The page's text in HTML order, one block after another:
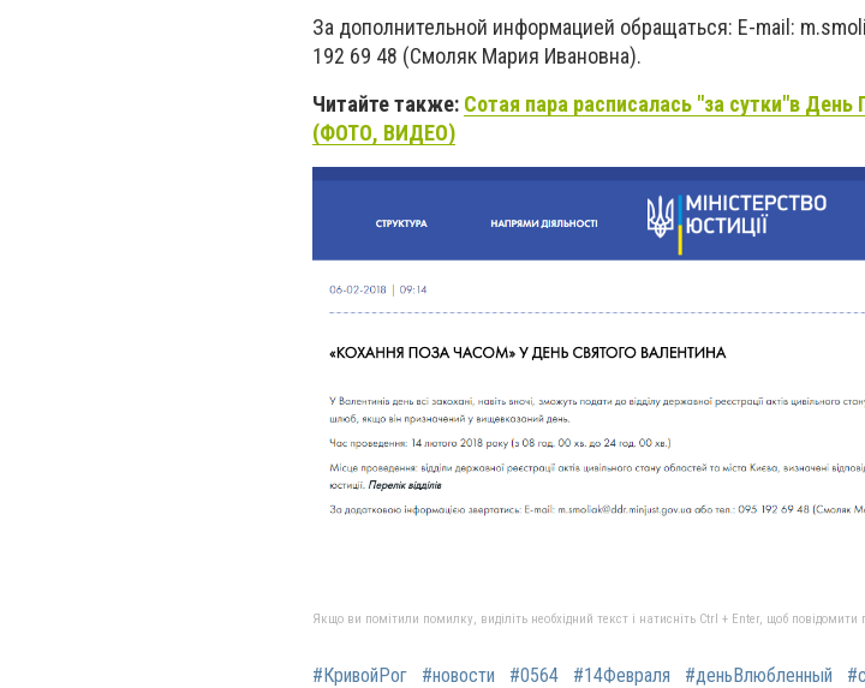
За дополнительной информацией обращаться: E-mail:
192 69 48 (Смоляк Мария Ивановна).
Читайте также: Сотая пара расписалась "за сутки"в
(ФОТО, ВИДЕО)
Якщо ви помітили помилку, виділіть необхідний текст і натисніть Ctrl + Enter, щоб повідомити
#КривойРог #новости #0564 #14Февраля #деньВлюбленный